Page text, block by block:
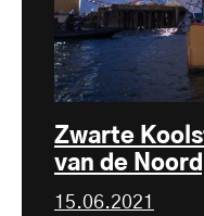
Zwarte
van de
15.06.2021